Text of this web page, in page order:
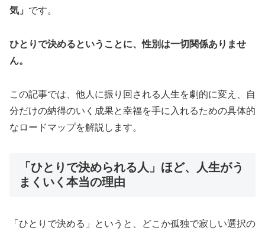
気」 です。
ひとりで決めるということに、性別は一切関係ありませ
ん。
この記事では、他人に振り回される人生を劇的に変え、自
分だけの納得のいく成果と幸福を手に入れるための具体的
なロードマップを解説します。
「ひとりで決められる人」ほど、人生がう
まくいく本当の理由
「ひとりで決める」というと、どこか孤独で寂しい選択の